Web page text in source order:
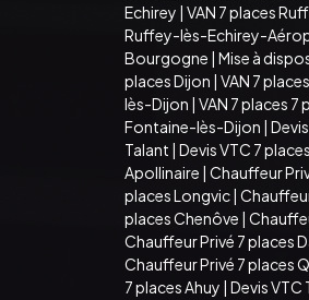
Echirey | VAN 7 places
Ruffey-lès-Echirey-
Bourgogne | Mise à
places Dijon | VAN 7
lès-Dijon | VAN 7 places
Fontaine-lès-Dijon |
Talant | Devis VTC 7
Apollinaire | Chauffeur
places Longvic|
places Chenôve |
Chauffeur Privé 7 places
Chauffeur Privé 7 places
7 places Ahuy | Devis